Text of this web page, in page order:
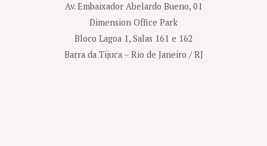
Av. Embaixador Abelardo Bueno, 01
Dimension Office Park
Bloco Lagoa 1, Salas 161 e 162
Barra da Tijuca – Rio de Janeiro / RJ